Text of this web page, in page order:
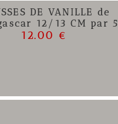
DE VANILLE de
12/13 CM par 5
12.00 €